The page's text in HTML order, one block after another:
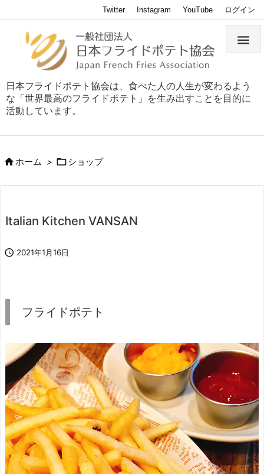
日本フライドポテト協会は、食べた人の人生が変わるよう
な「世界最高のフライドポテト」を生み出すことを目的に
活動しています。

Twitter Instagram YouTube ログイン
ホーム > ショップ
Italian Kitchen VANSAN
 2021年1月16日
フライドポテト